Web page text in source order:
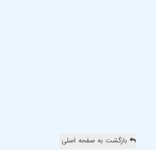
بازگشت به صفحه اصلی